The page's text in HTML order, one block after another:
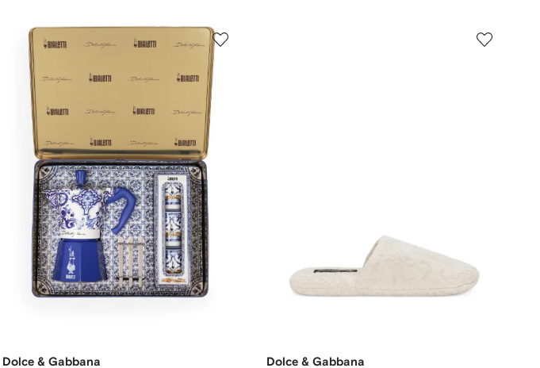
Dolce & Gabbana Dolce & Gabbana